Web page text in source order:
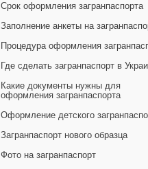
Срок оформления загранпаспорта
Заполнение анкеты на
Процедура оформления
Где сделать загранпаспорт в
Какие документы нужны для
оформления загранпаспорта
Оформление детского
Загранпаспорт нового образца
Фото на загранпаспорт